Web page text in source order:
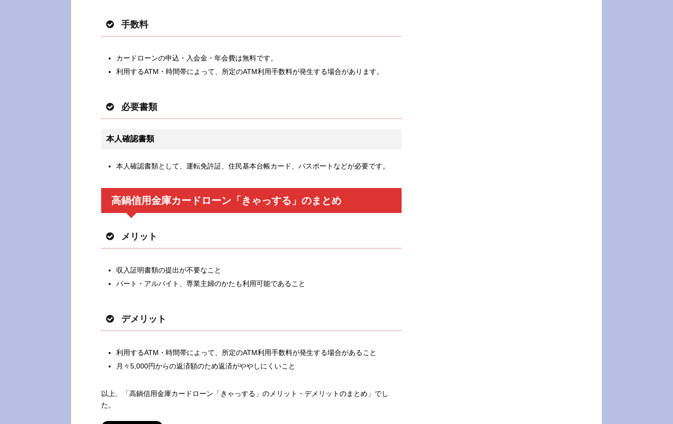
手数料
カードローンの申込・入会金・年会費は無料です。
利用するATM・時間帯によって、所定のATM利用手数料が発生する場合があります。
必要書類
本人確認書類
本人確認書類として、運転免許証、住民基本台帳カード、パスポートなどが必要です。
高鍋信用金庫カードローン「きゃっする」のまとめ
メリット
収入証明書類の提出が不要なこと
パート・アルバイト、専業主婦のかたも利用可能であること
デメリット
利用するATM・時間帯によって、所定のATM利用手数料が発生する場合があること
月々5,000円からの返済額のため返済がややしにくいこと
以上、「高鍋信用金庫カードローン「きゃっする」のメリット・デメリットのまとめ」でし
た。